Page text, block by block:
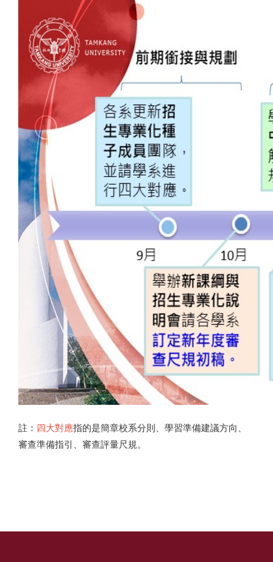
註： 四大對應指的是簡章校系分則、學習準備建議方向、
審查準備指引、審查評量尺規。